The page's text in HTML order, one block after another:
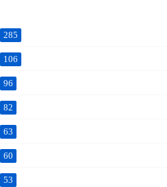
285
106
96
82
63
60
53